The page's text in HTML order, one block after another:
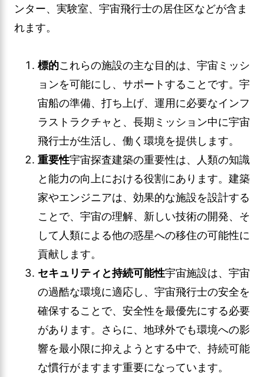
ンター、実験室、宇宙飛行士の居住区などが含ま
れます。
標的これらの施設の主な目的は、宇宙ミッシ
ョンを可能にし、サポートすることです。宇
宙船の準備、打ち上げ、運用に必要なインフ
ラストラクチャと、長期ミッション中に宇宙
飛行士が生活し、働く環境を提供します。
重要性宇宙探査建築の重要性は、人類の知識
と能力の向上における役割にあります。建築
家やエンジニアは、効果的な施設を設計する
ことで、宇宙の理解、新しい技術の開発、そ
して人類による他の惑星への移住の可能性に
貢献します。
セキュリティと持続可能性宇宙施設は、宇宙
の過酷な環境に適応し、宇宙飛行士の安全を
確保することで、安全性を最優先にする必要
があります。さらに、地球外でも環境への影
響を最小限に抑えようとする中で、持続可能
な慣行がますます重要になっています。